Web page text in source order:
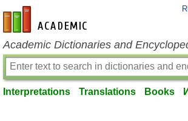
en-academic.com
Academic Dictionaries and
Interpretations Translations Books